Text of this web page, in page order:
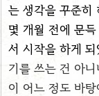
는 생각을 꾸준히
몇 개월 전에 문
서 시작을 하게 되
기를 쓰는 건 아
이 어느 정도 바